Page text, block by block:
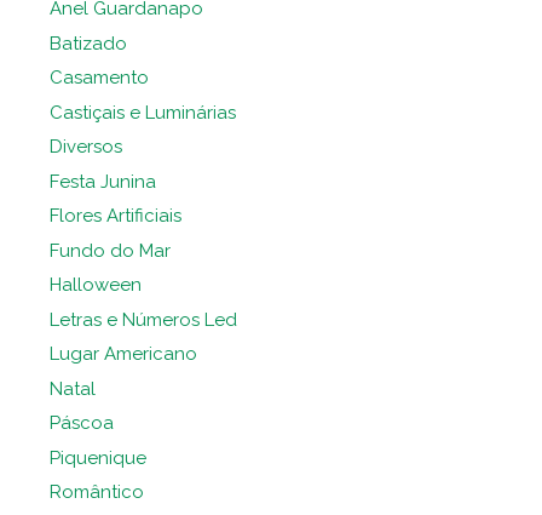
Anel Guardanapo
Batizado
Casamento
Castiçais e Luminárias
Diversos
Festa Junina
Flores Artificiais
Fundo do Mar
Halloween
Letras e Números Led
Lugar Americano
Natal
Páscoa
Piquenique
Romântico